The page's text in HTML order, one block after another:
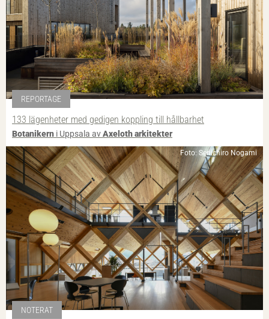
REPORTAGE
133 lägenheter med gedigen koppling till hållbarhet
Botanikern i Uppsala avAxeloth arkitekter
Foto: Senichiro Nogami
NOTERAT